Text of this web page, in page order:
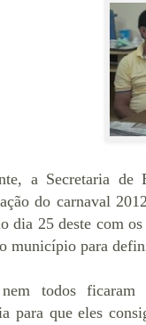
a Secretaria de
do carnaval
dia 25 deste com os
município para
todos
para que eles